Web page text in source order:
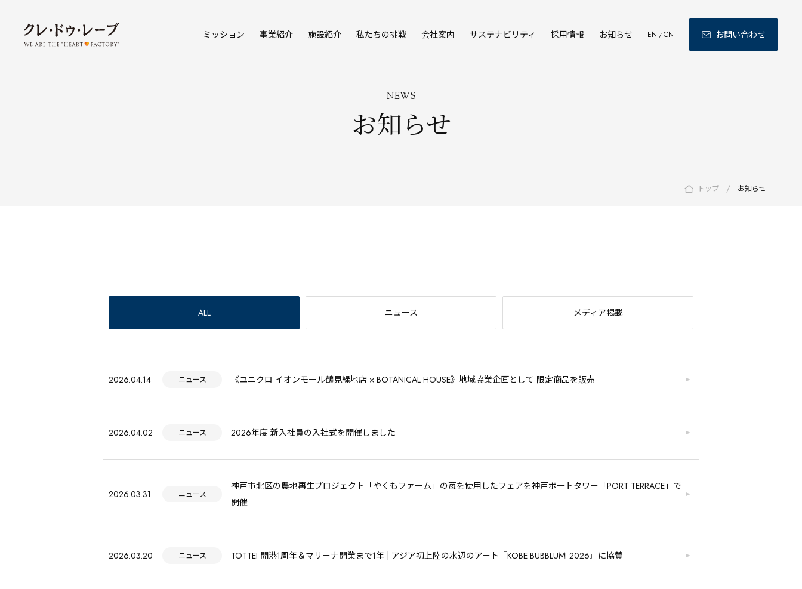
ミッション 事業紹介 施設紹介 私たちの挑戦 会社案内 サステナビリティ 採用情報 お知らせ EN / CN お問い合わせ
NEWS
お知らせ
トップ / お知らせ
ALL ニュース メディア掲載
2026.04.14 ニュース 《ユニクロ イオンモール鶴見緑地店 × BOTANICAL HOUSE》地域協業企画として 限定商品を販売
2026.04.02 ニュース 2026年度 新入社員の入社式を開催しました
2026.03.31 ニュース
神戸市北区の農地再生プロジェクト「やくもファーム」の苺を使用したフェアを神戸ポートタワー「PORT TERRACE」で
開催
2026.03.20 ニュース TOTTEI 開港1周年＆マリーナ開業まで1年 | アジア初上陸の水辺のアート『KOBE BUBBLUMI 2026』に協賛